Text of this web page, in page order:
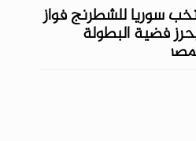
سوريا للشطرنج فواز
فضية البطولة